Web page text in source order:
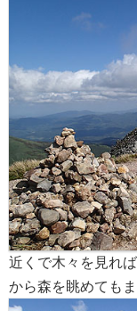
近くで木々を見れ
から森を眺めても